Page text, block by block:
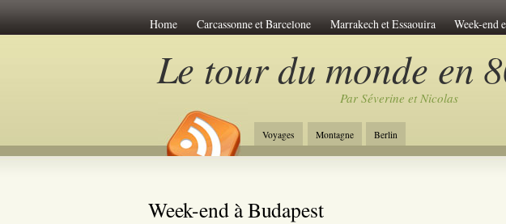
Home Carcassonne et Barcelone Marrakech et Essaouira Week-end
Venise Romantique
Week-end à Amsterdam Chine et Tibet
Découverte du Japon Le tour de Sicile
Jordanie et Désert
Week-end à Riga Week-end à Bratislava
New-York Stories
Le tour du monde en
Par Séverine et Nicolas
Voyages Montagne Berlin
Week-end à Budapest